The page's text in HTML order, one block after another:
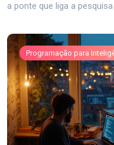
a ponte que liga a
Programação para